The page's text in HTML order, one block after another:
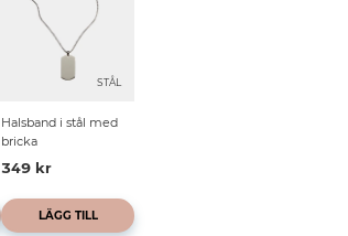
STÅL
Halsband i stål med
bricka
349 kr
LÄGG TILL